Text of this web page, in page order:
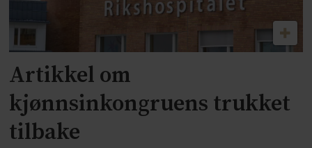
Artikkel om
kjønnsinkongruens trukket
tilbake